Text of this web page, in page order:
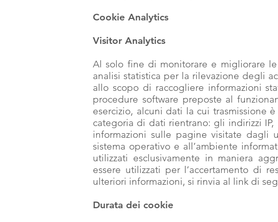
Cookie Analytics
Visitor Analytics
Al solo fine di monitorare e migliorare
analisi statistica per la rilevazione degli
allo scopo di raccogliere informazioni
procedure software preposte al
esercizio, alcuni dati la cui trasmissione
categoria di dati rientrano: gli indirizzi
informazioni sulle pagine visitate dagli
sistema operativo e all’ambiente
utilizzati esclusivamente in maniera
essere utilizzati per l’accertamento di
ulteriori informazioni, si rinvia al link di
Durata dei cookie